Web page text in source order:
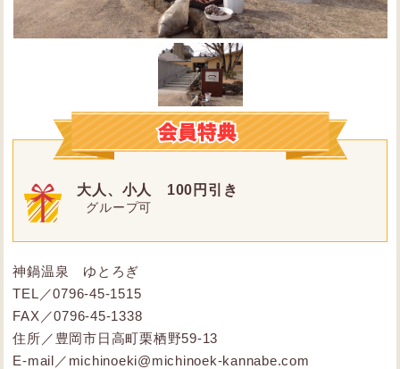
大人、小人 100円引き
グループ可
神鍋温泉 ゆとろぎ
TEL／0796-45-1515
FAX／0796-45-1338
住所／豊岡市日高町栗栖野59-13
E-mail／michinoeki@michinoek-kannabe.com